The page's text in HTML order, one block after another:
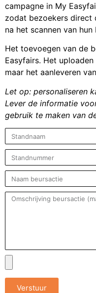
campagne in My
zodat bezoekers direct
na het scannen van hun
Het toevoegen van de
Easyfairs. Het
maar het aanleveren
Let op: personaliseren
Lever de informatie
gebruik te maken van
Verstuur